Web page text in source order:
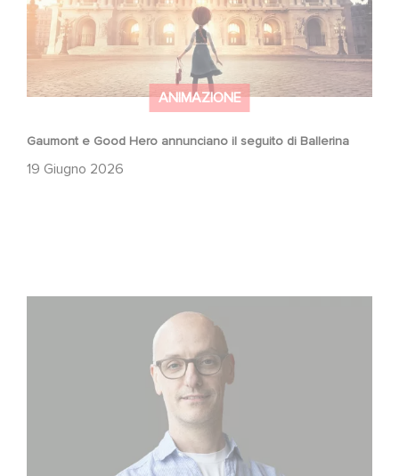
ANIMAZIONE
Gaumont e Good Hero annunciano il seguito di Ballerina
19 Giugno 2026
Gaumont USA Acquires OPUS, an Investigation into the